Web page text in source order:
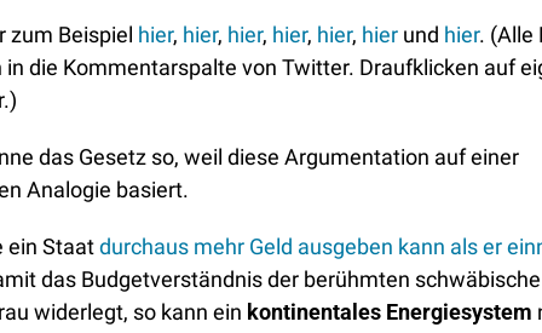
zum Beispiel hier, hier, hier, hier, hier, hier und hier. (Alle
in die Kommentarspalte von Twitter. Draufklicken auf
das Gesetz so, weil diese Argumentation auf einer
Analogie basiert.
ein Staat durchaus mehr Geld ausgeben kann als er
das Budgetverständnis der berühmten
widerlegt, so kann ein kontinentales Energiesystem